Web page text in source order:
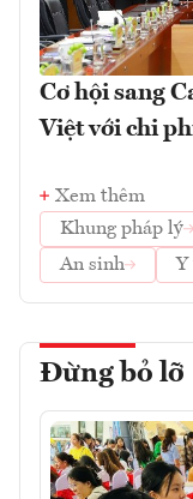
Cơ hội sang
Việt với chi
Xem thêm
Khung pháp lý
An sinh
Y
Đừng bỏ lỡ